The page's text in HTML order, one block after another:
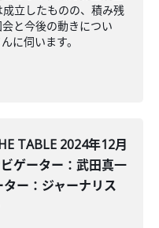
立したものの、積み残
と今後の動きについ
に伺います。
TABLE 2024年12月
ゲーター：武田真一
ー：ジャーナリス